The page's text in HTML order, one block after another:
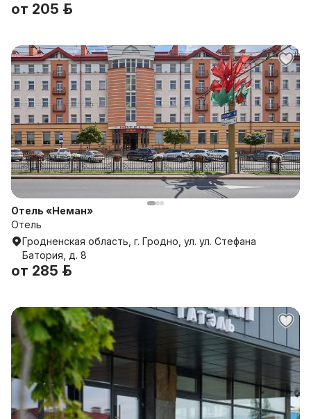
от 205 р.
Отель «Неман»
Отель
Гродненская область, г. Гродно, ул. ул. Стефана
Батория, д. 8
от 285 р.